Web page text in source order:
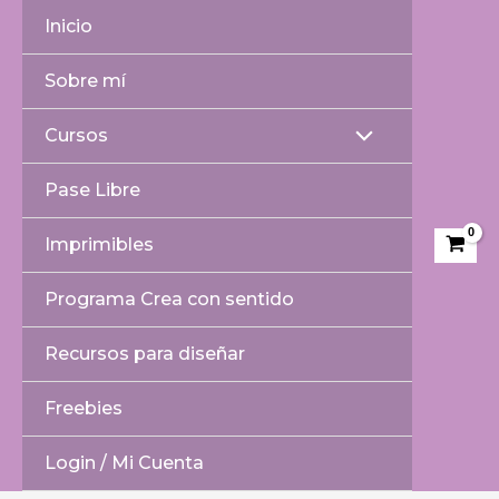
contenido
Inicio
Sobre mí
Cursos Alternar
Pase Libre
Imprimibles
Programa Crea con sentido
Recursos para diseñar
Freebies
Login / Mi Cuenta